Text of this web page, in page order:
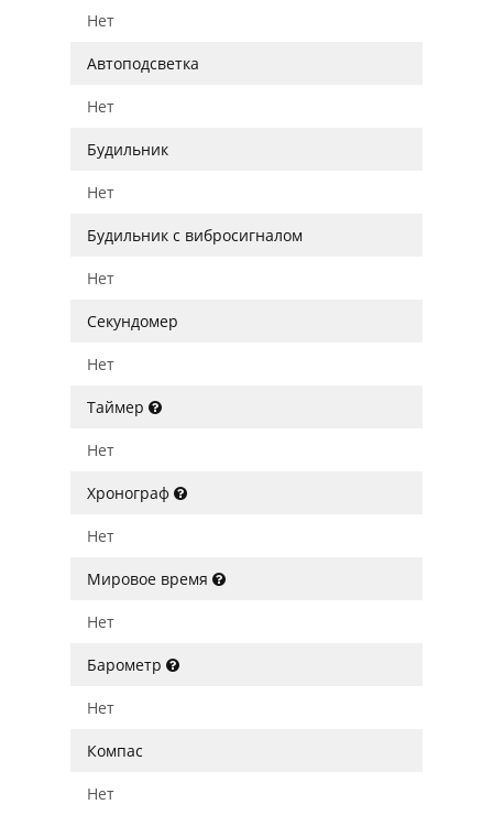
Нет
Автоподсветка
Нет
Будильник
Нет
Будильник с вибросигналом
Нет
Секундомер
Нет
Таймер
Нет
Хронограф
Нет
Мировое время
Нет
Барометр
Нет
Компас
Нет